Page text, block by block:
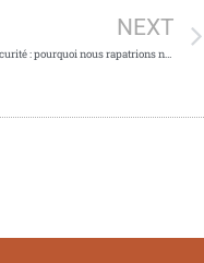
NEXT
Cybersécurité : pourquoi nous rapatrions nos données en France